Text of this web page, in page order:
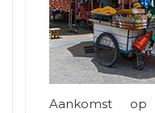
Aankomst